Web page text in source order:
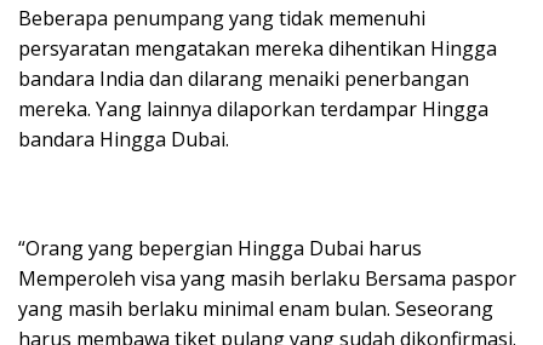
Beberapa penumpang yang tidak memenuhi
persyaratan mengatakan mereka dihentikan Hingga
bandara India dan dilarang menaiki penerbangan
mereka. Yang lainnya dilaporkan terdampar Hingga
bandara Hingga Dubai.
“Orang yang bepergian Hingga Dubai harus
Memperoleh visa yang masih berlaku Bersama paspor
yang masih berlaku minimal enam bulan. Seseorang
harus membawa tiket pulang yang sudah dikonfirmasi.